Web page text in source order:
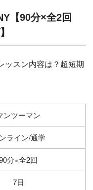
【90分×全2回
ンツーマン
ライン/通学
分×全2回
7日